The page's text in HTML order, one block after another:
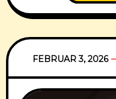
der Frage, wie sie
entscheidend, die
und richtig zu
FEBRUAR 3, 2026